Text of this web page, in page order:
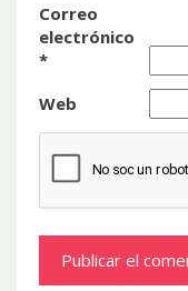
Correo
electrónico
*
Web